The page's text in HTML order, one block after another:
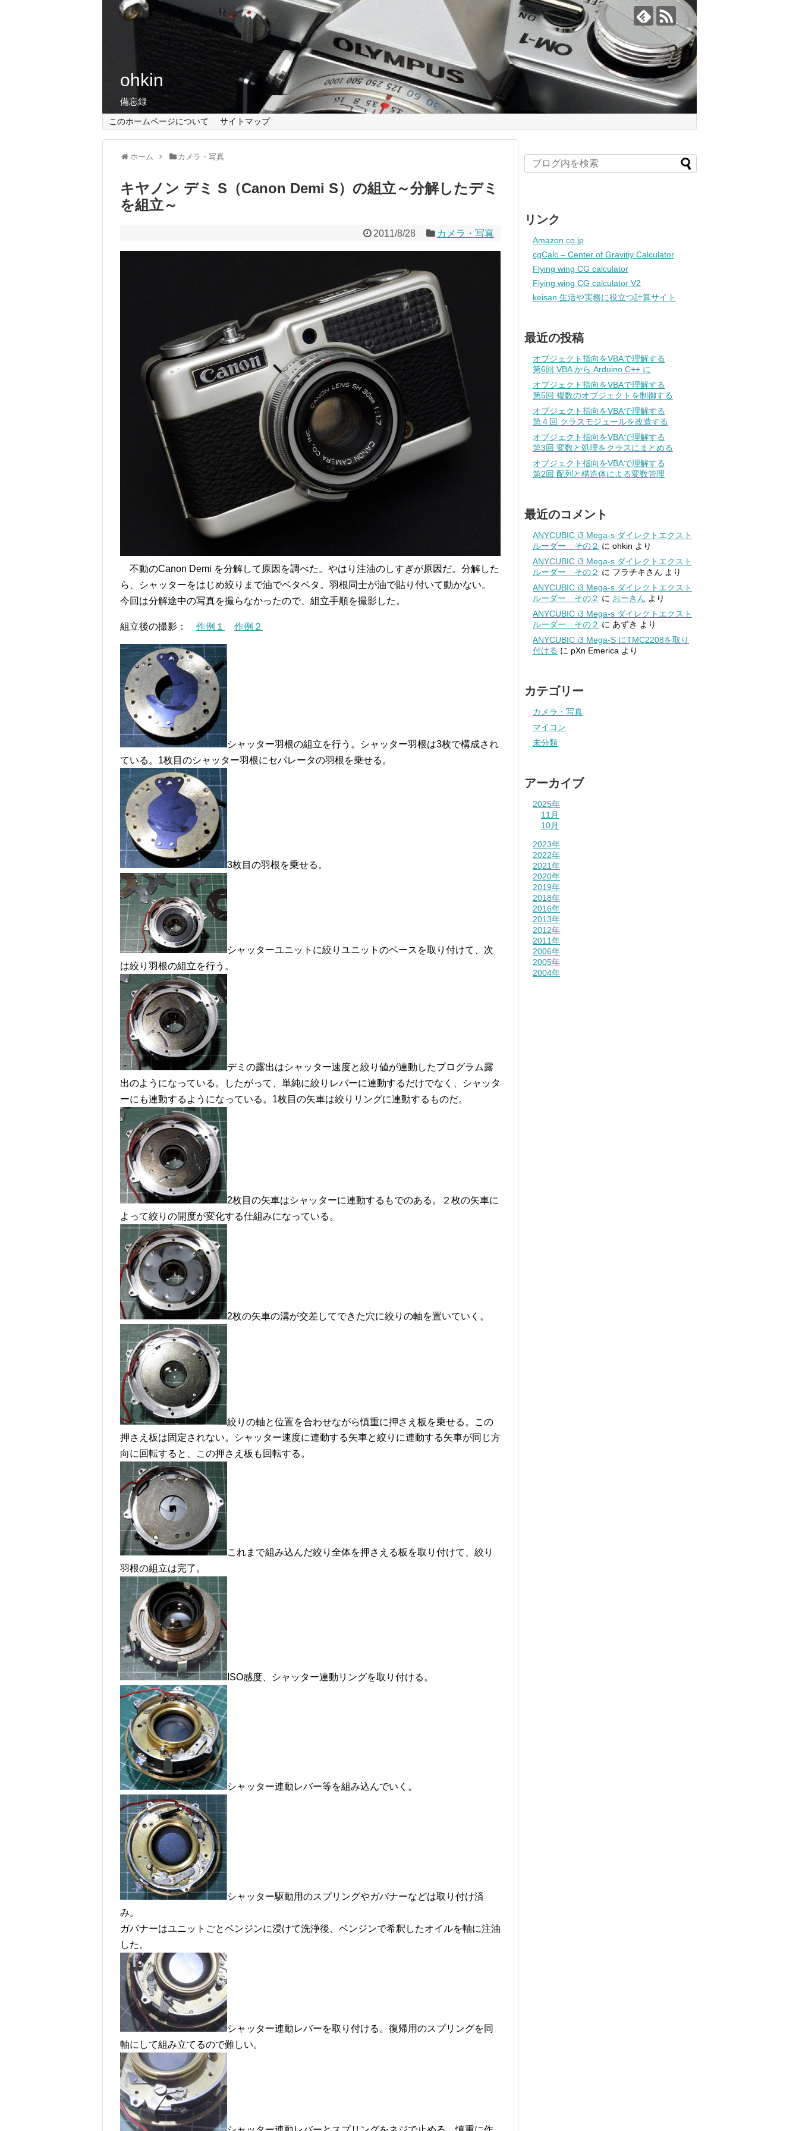
ohkin
備忘録
このホームページについて サイトマップ
ホーム カメラ・写真
キヤノン デミ S（Canon Demi S）の組立～分解したデミ
を組立～
2011/8/28 カメラ・写真
不動のCanon Demi を分解して原因を調べた。やはり注油のしすぎが原因だ。 分解した
ら、シャッターをはじめ絞りまで油でベタベタ。羽根同士が油で貼り付いて動かない。
今回は分解途中の写真を撮らなかったので、組立手順を撮影した。
組立後の撮影： 作例１ 作例２
シャッター羽根の組立を行う。シャッター羽根は3枚で構成され
ている。1枚目のシャッター羽根にセパレータの羽根を乗せる。
3枚目の羽根を乗せる。
シャッターユニットに絞りユニットのベースを取り付けて、次
は絞り羽根の組立を行う。
デミの露出はシャッター速度と絞り値が連動したプログラム露
出のようになっている。したがって、単純に絞りレバーに連動するだけでなく、シャッタ
ーにも連動するようになっている。1枚目の矢車は絞りリングに連動するものだ。
2枚目の矢車はシャッターに連動するもでのある。２枚の矢車に
よって絞りの開度が変化する仕組みになっている。
2枚の矢車の溝が交差してできた穴に絞りの軸を置いていく。
絞りの軸と位置を合わせながら慎重に押さえ板を乗せる。この
押さえ板は固定されない。シャッター速度に連動する矢車と絞りに連動する矢車が同じ方
向に回転すると、この押さえ板も回転する。
これまで組み込んだ絞り全体を押さえる板を取り付けて、絞り
羽根の組立は完了。
ISO感度、シャッター連動リングを取り付ける。
シャッター連動レバー等を組み込んでいく。
シャッター駆動用のスプリングやガバナーなどは取り付け済
み。
ガバナーはユニットごとベンジンに浸けて洗浄後、ベンジンで希釈したオイルを軸に注油
した。
シャッター連動レバーを取り付ける。復帰用のスプリングを同
軸にして組み立てるので難しい。
リンク
Amazon.co.jp
cgCalc – Center of Gravitiy Calculator
Flying wing CG calculator
Flying wing CG calculator V2
keisan 生活や実務に役立つ計算サイト
最近の投稿
オブジェクト指向をVBAで理解する
第6回 VBA から Arduino C++ に
オブジェクト指向をVBAで理解する
第5回 複数のオブジェクトを制御する
オブジェクト指向をVBAで理解する
第４回 クラスモジュールを改造する
オブジェクト指向をVBAで理解する
第3回 変数と処理をクラスにまとめる
オブジェクト指向をVBAで理解する
第2回 配列と構造体による変数管理
最近のコメント
ANYCUBIC i3 Mega-s ダイレクトエクスト
ルーダー その２ に ohkin より
ANYCUBIC i3 Mega-s ダイレクトエクスト
ルーダー その２ に フラチキさん より
ANYCUBIC i3 Mega-s ダイレクトエクスト
ルーダー その２ に おーきん より
ANYCUBIC i3 Mega-s ダイレクトエクスト
ルーダー その２ に あずき より
ANYCUBIC i3 Mega-S にTMC2208を取り
付ける に pXn Emerica より
カテゴリー
カメラ・写真
マイコン
未分類
アーカイブ
2025年
11月
10月
2023年
2022年
2021年
2020年
2019年
2018年
2016年
2013年
2012年
2011年
2006年
2005年
2004年